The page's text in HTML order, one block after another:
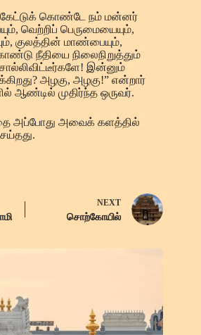
கேட்டுக் கொண்டே நம் மன்னர்
வெற்றிப் பெருமையையும்,
குலத்தின் மாண்பையும்,
நீதியை நிலைநிறுத்தும்
இன்னும்
அழகு, அழகு!” என்றார்
ஆண்டில் முதிர்ந்த ஒருவர்.
அப்போது அவைக் களத்தில்
NEXT
சொற்கோயில்